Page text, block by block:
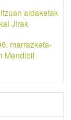
aldaketak
Jirak
marrazketa-
Mendibil